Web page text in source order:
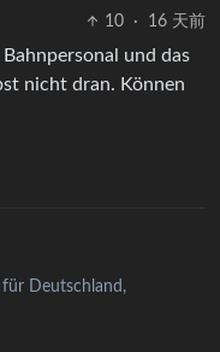
10
· 16 天前
und das
nicht dran. Können
Deutschland,